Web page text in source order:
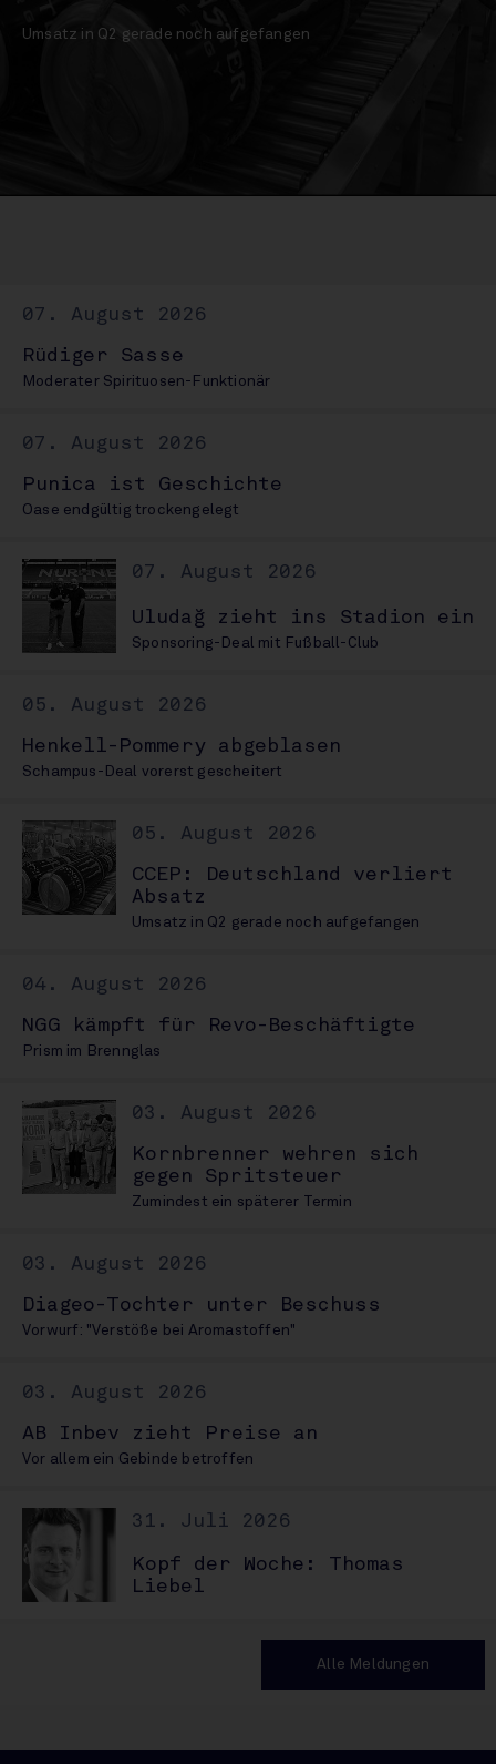
Umsatz in Q2 gerade noch aufgefangen
07. August 2026
Rüdiger Sasse
Moderater Spirituosen-Funktionär
07. August 2026
Punica ist Geschichte
Oase endgültig trockengelegt
07. August 2026
Uludağ zieht ins Stadion ein
Sponsoring-Deal mit Fußball-Club
05. August 2026
Henkell-Pommery abgeblasen
Schampus-Deal vorerst gescheitert
05. August 2026
CCEP: Deutschland verliert
Absatz
Umsatz in Q2 gerade noch aufgefangen
04. August 2026
NGG kämpft für Revo-Beschäftigte
Prism im Brennglas
03. August 2026
Kornbrenner wehren sich
gegen Spritsteuer
Zumindest ein späterer Termin
03. August 2026
Diageo-Tochter unter Beschuss
Vorwurf: "Verstöße bei Aromastoffen"
03. August 2026
AB Inbev zieht Preise an
Vor allem ein Gebinde betroffen
31. Juli 2026
Kopf der Woche: Thomas
Liebel
Alle Meldungen